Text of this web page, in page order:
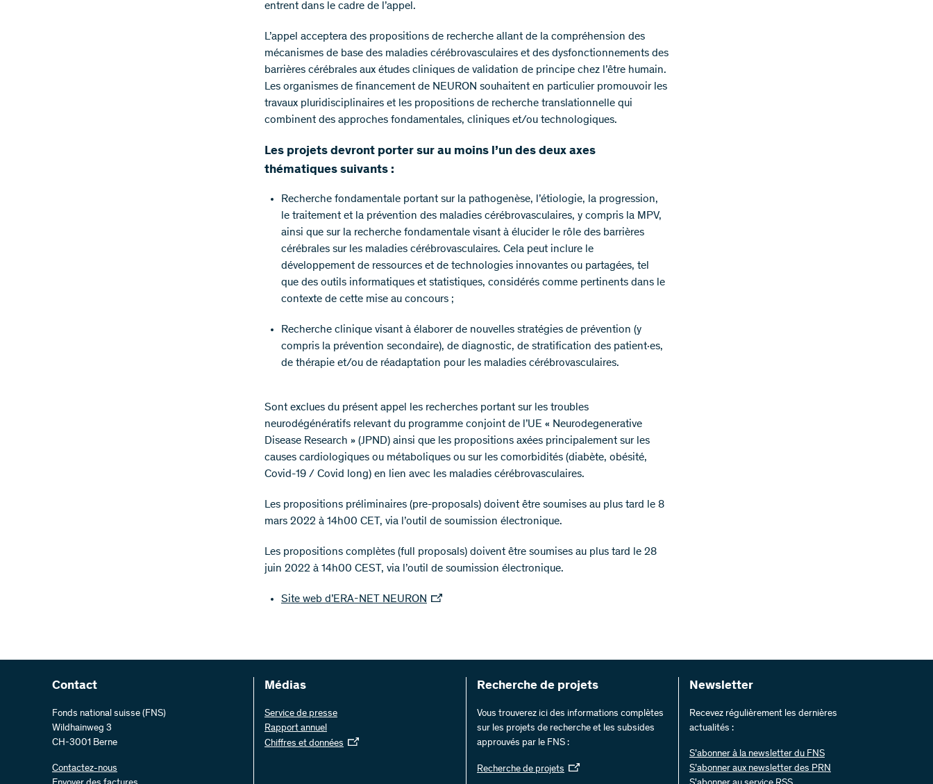
entrent dans le cadre de l’appel.
L’appel acceptera des propositions de recherche allant de la compréhension des
mécanismes de base des maladies cérébrovasculaires et des dysfonctionnements des
barrières cérébrales aux études cliniques de validation de principe chez l’être humain.
Les organismes de financement de NEURON souhaitent en particulier promouvoir les
travaux pluridisciplinaires et les propositions de recherche translationnelle qui
combinent des approches fondamentales, cliniques et/ou technologiques.
Les projets devront porter sur au moins l’un des deux axes
thématiques suivants :
Recherche fondamentale portant sur la pathogenèse, l’étiologie, la progression,
le traitement et la prévention des maladies cérébrovasculaires, y compris la MPV,
ainsi que sur la recherche fondamentale visant à élucider le rôle des barrières
cérébrales sur les maladies cérébrovasculaires. Cela peut inclure le
développement de ressources et de technologies innovantes ou partagées, tel
que des outils informatiques et statistiques, considérés comme pertinents dans le
contexte de cette mise au concours ;
Recherche clinique visant à élaborer de nouvelles stratégies de prévention (y
compris la prévention secondaire), de diagnostic, de stratification des patient·es,
de thérapie et/ou de réadaptation pour les maladies cérébrovasculaires.
Sont exclues du présent appel les recherches portant sur les troubles
neurodégénératifs relevant du programme conjoint de l’UE « Neurodegenerative
Disease Research » (JPND) ainsi que les propositions axées principalement sur les
causes cardiologiques ou métaboliques ou sur les comorbidités (diabète, obésité,
Covid-19 / Covid long) en lien avec les maladies cérébrovasculaires.
Les propositions préliminaires (pre-proposals) doivent être soumises au plus tard le 8
mars 2022 à 14h00 CET, via l’outil de soumission électronique.
Les propositions complètes (full proposals) doivent être soumises au plus tard le 28
juin 2022 à 14h00 CEST, via l’outil de soumission électronique.
Site web d’ERA-NET NEURON
Contact
Fonds national suisse (FNS)
Wildhainweg 3
CH-3001 Berne
Contactez-nous
Médias
Service de presse
Rapport annuel
Chiffres et données
Recherche de projets
Vous trouverez ici des informations complètes
sur les projets de recherche et les subsides
approuvés par le FNS :
Recherche de projets
Newsletter
Recevez régulièrement les dernières
actualités :
S’abonner à la newsletter du FNS
S’abonner aux newsletter des PRN